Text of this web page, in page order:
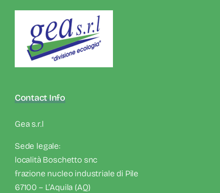
Contact Info
Gea s.r.l
Sede legale:
località Boschetto snc
frazione nucleo industriale di Pile
67100 – L’Aquila (AQ)